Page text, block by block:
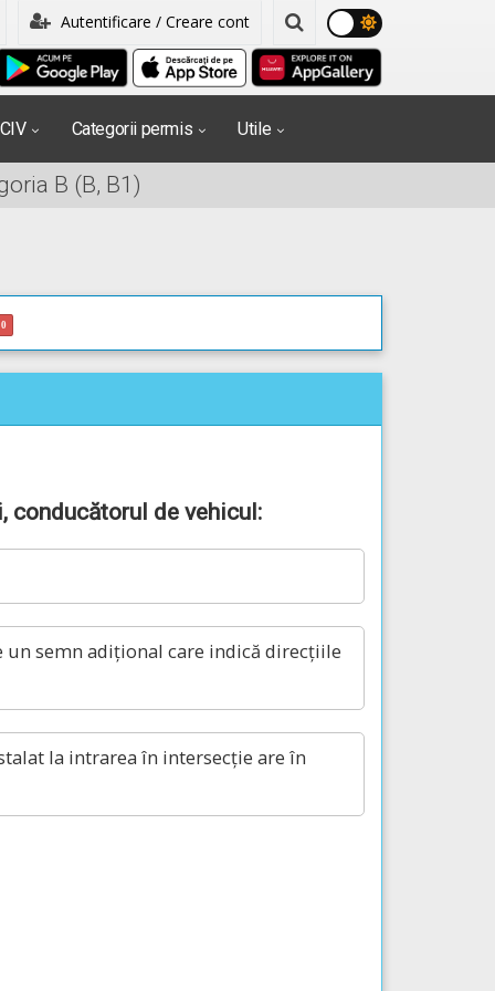
Autentificare / Creare cont
Categorii permis Utile
B (B, B1)
0
conducătorul de vehicul:
semn adițional care indică direcțiile
la intrarea în intersecție are în